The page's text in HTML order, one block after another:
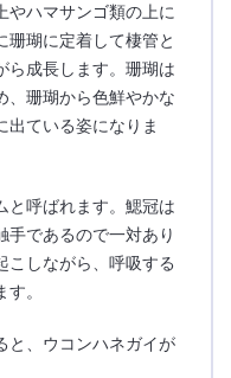
やハマサンゴ類の上に
珊瑚に定着して棲管と
ら成長します。珊瑚は
、珊瑚から色鮮やかな
出ている姿になりま
と呼ばれます。鰓冠は
手であるので一対あり
こしながら、呼吸する
。
と、ウコンハネガイが